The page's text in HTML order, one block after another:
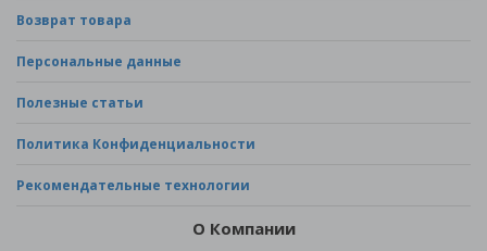
Возврат товара
Персональные данные
Полезные статьи
Политика Конфиденциальности
Рекомендательные технологии
О Компании